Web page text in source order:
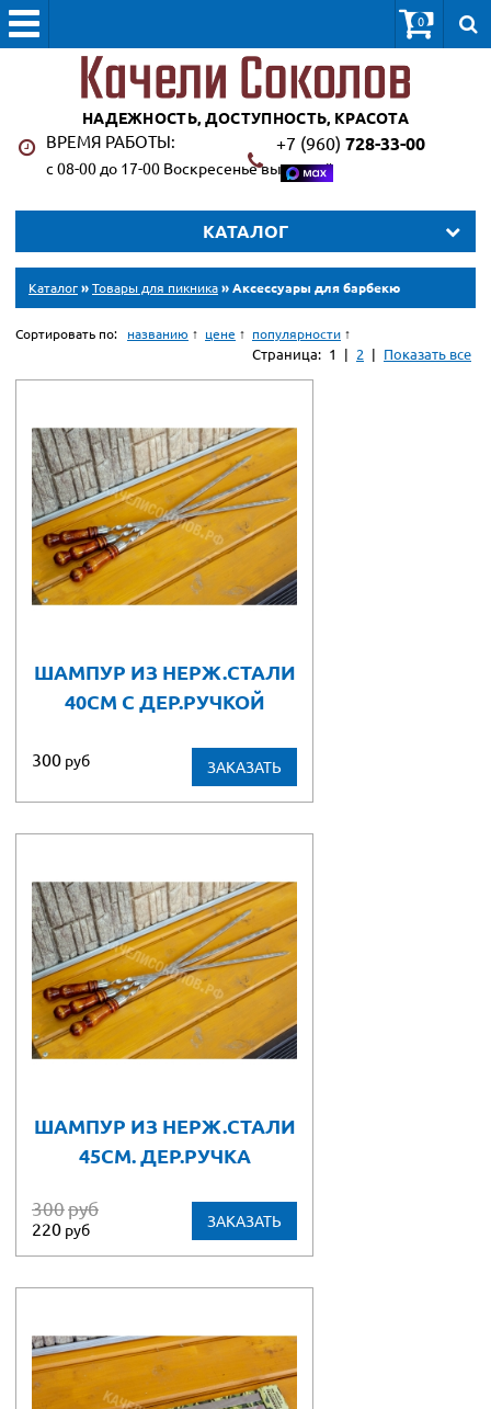
0
НАДЕЖНОСТЬ, ДОСТУПНОСТЬ, КРАСОТА
ВРЕМЯ РАБОТЫ:
с 08-00 до 17-00 Воскресенье выходной
+7 (960) 728-33-00
КАТАЛОГ
Каталог»Товары для пикника» Аксессуары для барбекю
Сортировать по: названию цене популярности
Страница: 1 | 2 | Показать все
ШАМПУР ИЗ НЕРЖ.СТАЛИ
40СМ С ДЕР.РУЧКОЙ
300 руб ЗАКАЗАТЬ
ШАМПУР ИЗ НЕРЖ.СТАЛИ
45СМ. ДЕР.РУЧКА
300руб
220 руб ЗАКАЗАТЬ